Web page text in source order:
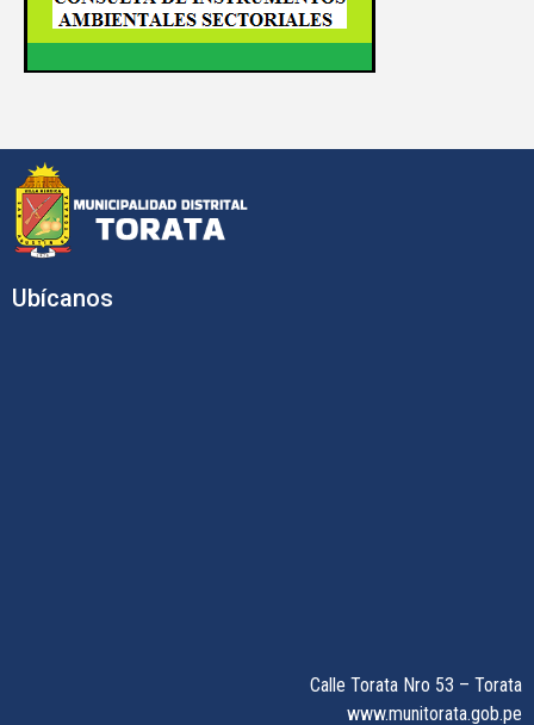
Ubícanos
Calle Torata Nro 53 – Torata
www.munitorata.gob.pe